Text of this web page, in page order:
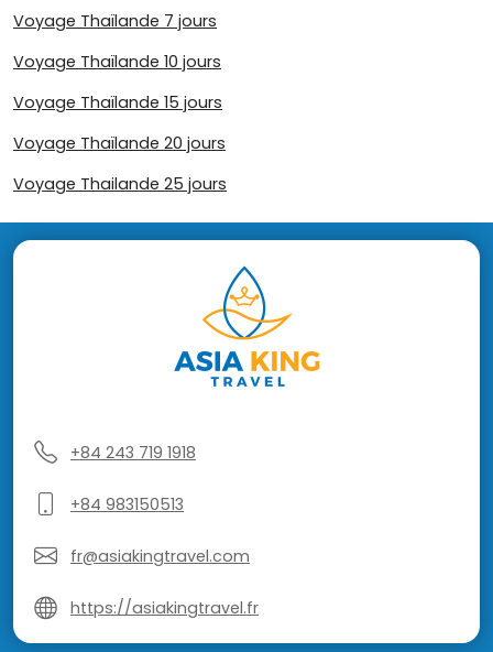
Voyage Thaïlande 7 jours
Voyage Thaïlande 10 jours
Voyage Thaïlande 15 jours
Voyage Thaïlande 20 jours
Voyage Thailande 25 jours
+84 243 719 1918
+84 983150513
fr@asiakingtravel.com
https://asiakingtravel.fr